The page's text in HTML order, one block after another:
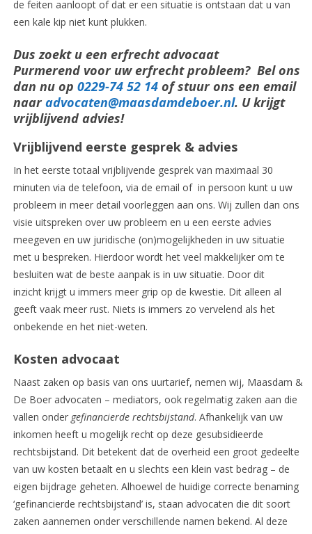
de feiten aanloopt of dat er een situatie is ontstaan dat u van
een kale kip niet kunt plukken.
Dus zoekt u een erfrecht advocaat
Purmerend voor uw erfrecht probleem? Bel ons
dan nu op 0229-74 52 14 of stuur ons een email
naar advocaten@maasdamdeboer.nl. U krijgt
vrijblijvend advies!
Vrijblijvend eerste gesprek & advies
In het eerste totaal vrijblijvende gesprek van maximaal 30
minuten via de telefoon, via de email of in persoon kunt u uw
probleem in meer detail voorleggen aan ons. Wij zullen dan ons
visie uitspreken over uw probleem en u een eerste advies
meegeven en uw juridische (on)mogelijkheden in uw situatie
met u bespreken. Hierdoor wordt het veel makkelijker om te
besluiten wat de beste aanpak is in uw situatie. Door dit
inzicht krijgt u immers meer grip op de kwestie. Dit alleen al
geeft vaak meer rust. Niets is immers zo vervelend als het
onbekende en het niet-weten.
Kosten advocaat
Naast zaken op basis van ons uurtarief, nemen wij, Maasdam &
De Boer advocaten – mediators, ook regelmatig zaken aan die
vallen onder gefinancierde rechtsbijstand. Afhankelijk van uw
inkomen heeft u mogelijk recht op deze gesubsidieerde
rechtsbijstand. Dit betekent dat de overheid een groot gedeelte
van uw kosten betaalt en u slechts een klein vast bedrag – de
eigen bijdrage geheten. Alhoewel de huidige correcte benaming
‘gefinancierde rechtsbijstand’ is, staan advocaten die dit soort
zaken aannemen onder verschillende namen bekend. Al deze